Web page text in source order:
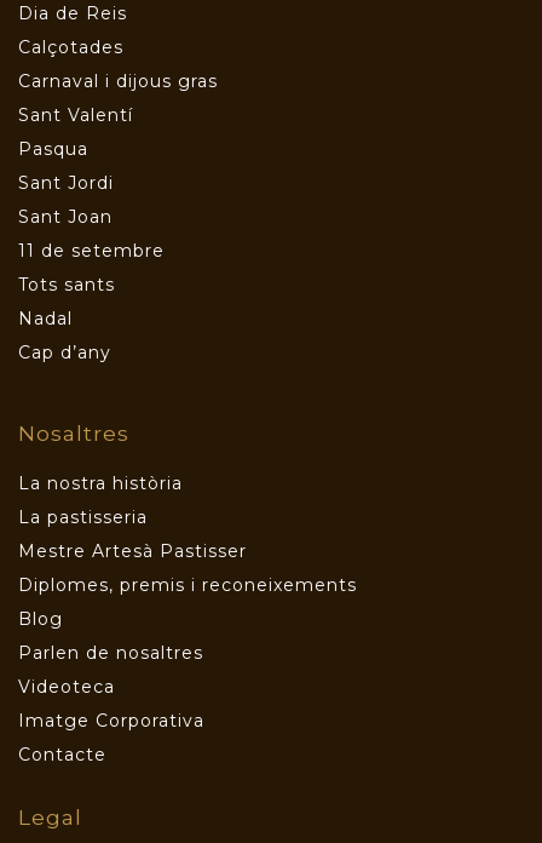
Dia de Reis
Calçotades
Carnaval i dijous gras
Sant Valentí
Pasqua
Sant Jordi
Sant Joan
11 de setembre
Tots sants
Nadal
Cap d’any
Nosaltres
La nostra història
La pastisseria
Mestre Artesà Pastisser
Diplomes, premis i reconeixements
Blog
Parlen de nosaltres
Videoteca
Imatge Corporativa
Contacte
Legal